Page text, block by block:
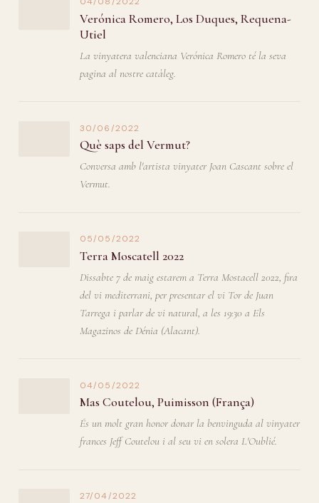
Verónica Romero, Los Duques, Requena-
Utiel
La vinyatera valenciana Verónica Romero té la seva
pagina al nostre catàleg.
30/06/2022
Què saps del Vermut?
Conversa amb l'artista vinyater Joan Cascant sobre el
Vermut.
05/05/2022
Terra Moscatell 2022
Dissabte 7 de maig estarem a Terra Mostacell 2022, fira
del vi mediterrani, per presentar el vi Tor de Juan
Tarrega i parlar de vi natural, a les 19:30 a Els
Magazinos de Dénia (Alacant).
04/05/2022
Mas Coutelou, Puimisson (França)
És un molt gran honor donar la benvinguda al vinyater
frances Jeff Coutelou i al seu vi en solera L'Oublié.
27/04/2022